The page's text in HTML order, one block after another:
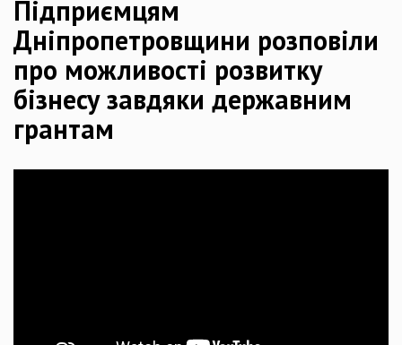
Підприємцям
Дніпропетровщини розповіли
про можливості розвитку
бізнесу завдяки державним
грантам